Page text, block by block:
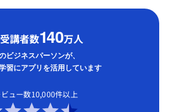
講者数140万人
ビジネスパーソンが、
習にアプリを活用しています
ュー数10,000件以上